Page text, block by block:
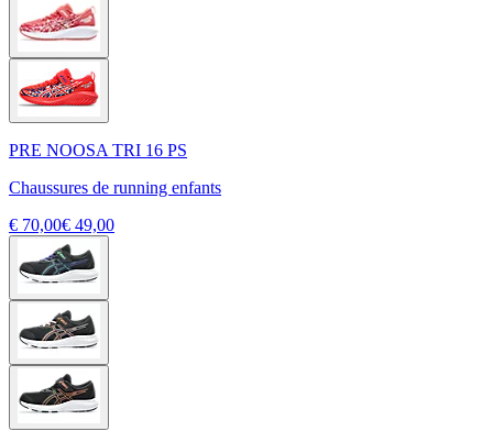
PRE NOOSA TRI 16 PS
Chaussures de running enfants
€ 70,00€ 49,00